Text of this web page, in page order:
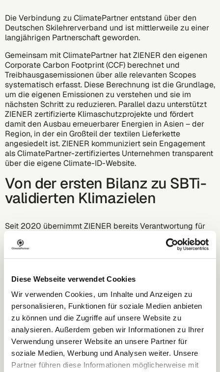
Diese Webseite verwendet Cookies
Wir verwenden Cookies, um Inhalte und Anzeigen zu
personalisieren, Funktionen für soziale Medien anbieten
zu können und die Zugriffe auf unsere Website zu
analysieren. Außerdem geben wir Informationen zu Ihrer
Verwendung unserer Website an unsere Partner für
soziale Medien, Werbung und Analysen weiter. Unsere
Partner führen diese Informationen möglicherweise mit
Die Verbindung zu ClimatePartner entstand über den
Deutschen Skilehrerverband und ist mittlerweile zu einer
langjährigen Partnerschaft geworden.
Gemeinsam mit ClimatePartner hat ZIENER den eigenen
Corporate Carbon Footprint (CCF) berechnet und
Treibhausgasemissionen über alle relevanten Scopes
systematisch erfasst. Diese Berechnung ist die Grundlage,
um die eigenen Emissionen zu verstehen und sie im
nächsten Schritt zu reduzieren. Parallel dazu unterstützt
ZIENER zertifizierte Klimaschutzprojekte und fördert
damit den Ausbau erneuerbarer Energien in Asien – der
Region, in der ein Großteil der textilen Lieferkette
angesiedelt ist. ZIENER kommuniziert sein Engagement
als ClimatePartner-zertifiziertes Unternehmen transparent
über die eigeneClimate-ID-Website.
Von der ersten Bilanz zu SBTi-
validierten Klimazielen
Seit 2020 übernimmt ZIENER bereits Verantwortung für
die ausgestoßenen Emissionen; seit 2024 ist ZIENER
ClimatePartner-zertifiziertes Unternehmen und hat bisher
wissenschaftsbasierten Reduktionszielen verpflichtet, die
von der Science Based Targets initiative (SBTi) validiert
wurden: Bis 2030 werden die absoluten Scope-1-und
Scope-2-Emissionen um 42 Prozent gegenüber dem
Basisjahr 2020 reduziert – im Einklang mit dem 1,5°C-
Pfad. Diese Maßnahmen setzt ZIENER bereits um:
Vollständige Umstellung auf Ökostrom
Wechsel auf emissionsärmere Fahrzeuge und
JobRad-Anreize für Mitarbeitende